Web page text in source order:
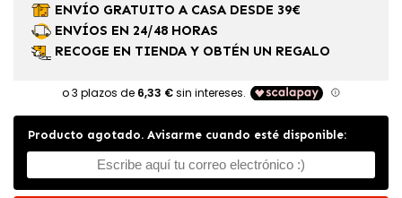
ENVÍO GRATUITO A CASA DESDE 39€
ENVÍOS EN 24/48 HORAS
RECOGE EN TIENDA Y OBTÉN UN REGALO
Producto agotado. Avisarme cuando esté disponible: